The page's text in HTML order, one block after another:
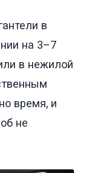
в
на 3–7
в нежилой
время, и
не